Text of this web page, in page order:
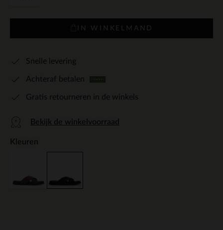
IN WINKELMAND
Snelle levering
Achteraf betalen
Gratis retourneren in de winkels
Bekijk de winkelvoorraad
Kleuren